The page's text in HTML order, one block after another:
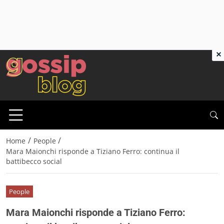
Home / People /
Mara Maionchi risponde a Tiziano Ferro: continua il
battibecco social
People
Mara Maionchi risponde a Tiziano Ferro:
×